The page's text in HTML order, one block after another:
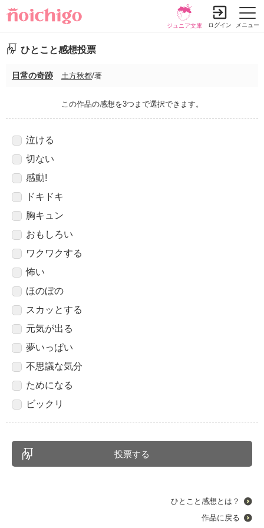
メニュー
ジュニア文庫 ログイン
ひとこと感想投票
日常の奇跡 土方秋都/著
この作品の感想を3つまで選択できます。
泣ける
切ない
感動!
ドキドキ
胸キュン
おもしろい
ワクワクする
怖い
ほのぼの
スカッとする
元気が出る
夢いっぱい
不思議な気分
ためになる
ビックリ
ひとこと感想とは？
作品に戻る